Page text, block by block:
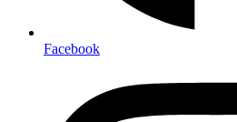
Facebook